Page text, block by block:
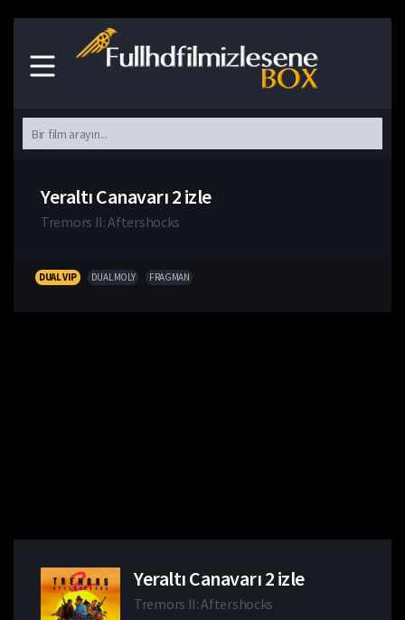
Yeraltı Canavarı 2 izle
Tremors II: Aftershocks
DUAL VIP DUAL MOLY FRAGMAN
Yeraltı Canavarı 2 izle
Tremors II: Aftershocks